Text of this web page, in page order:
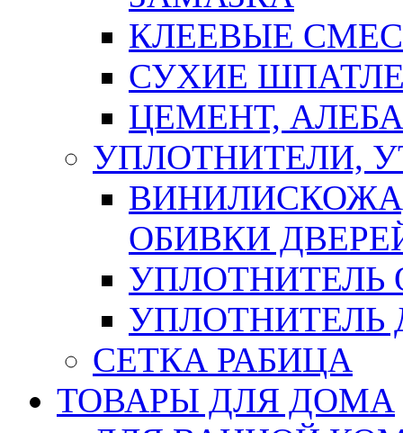
КЛЕЕВЫЕ
СУХИЕ
ЦЕМЕНТ,
УПЛОТНИТЕЛИ,
ОБИВКИ
УПЛОТНИТЕЛЬ
СЕТКА РАБИЦА
ТОВАРЫ ДЛЯ ДОМА